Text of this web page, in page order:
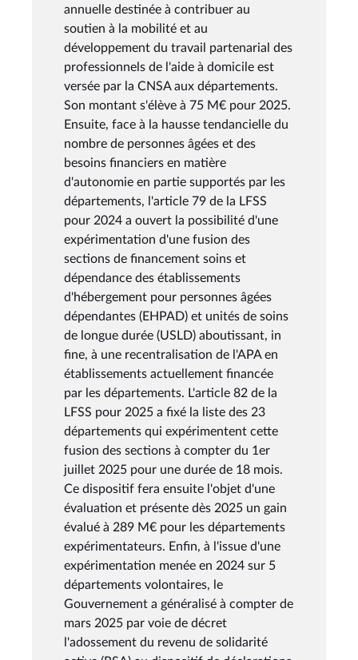
annuelle destinée à contribuer au
soutien à la mobilité et au
développement du travail partenarial des
professionnels de l'aide à domicile est
versée par la CNSA aux départements.
Son montant s'élève à 75 M€ pour 2025.
Ensuite, face à la hausse tendancielle du
nombre de personnes âgées et des
besoins financiers en matière
d'autonomie en partie supportés par les
départements, l'article 79 de la LFSS
pour 2024 a ouvert la possibilité d'une
expérimentation d'une fusion des
sections de financement soins et
dépendance des établissements
d'hébergement pour personnes âgées
dépendantes (EHPAD) et unités de soins
de longue durée (USLD) aboutissant, in
fine, à une recentralisation de l'APA en
établissements actuellement financée
par les départements. L'article 82 de la
LFSS pour 2025 a fixé la liste des 23
départements qui expérimentent cette
fusion des sections à compter du 1er
juillet 2025 pour une durée de 18 mois.
Ce dispositif fera ensuite l'objet d'une
évaluation et présente dès 2025 un gain
évalué à 289 M€ pour les départements
expérimentateurs. Enfin, à l'issue d'une
expérimentation menée en 2024 sur 5
départements volontaires, le
Gouvernement a généralisé à compter de
mars 2025 par voie de décret
l'adossement du revenu de solidarité